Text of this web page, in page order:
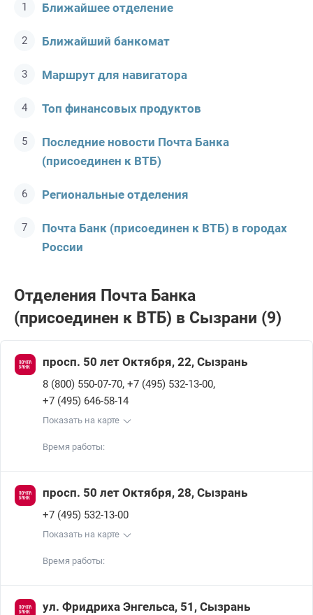
Ближайшее отделение
Ближайший банкомат
Маршрут для навигатора
Топ финансовых продуктов
Последние новости Почта Банкa
(присоединен к ВТБ)
Региональные отделения
Почта Банк (присоединен к ВТБ) в городах
России
Отделения Почта Банкa
(присоединен к ВТБ) в Сызрани (9)
просп. 50 лет Октября, 22, Сызрань
8 (800) 550-07-70, +7 (495) 532-13-00,
+7 (495) 646-58-14
Показать на карте
Время работы:
просп. 50 лет Октября, 28, Сызрань
+7 (495) 532-13-00
Показать на карте
Время работы:
ул. Фридриха Энгельса, 51, Сызрань